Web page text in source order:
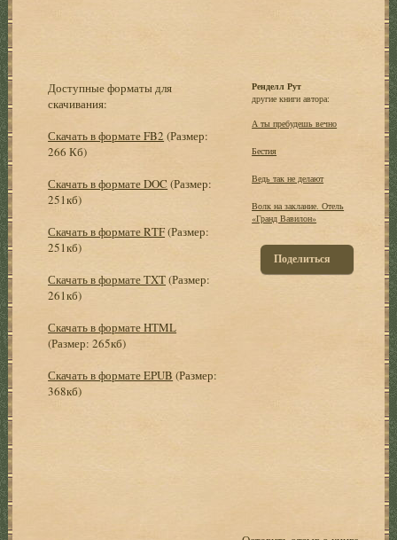
Доступные форматы для
скачивания:
Скачать в формате FB2 (Размер:
266 Кб)
Скачать в формате DOC (Размер:
251кб)
Скачать в формате RTF(Размер:
251кб)
Скачать в формате TXT(Размер:
261кб)
Скачать в формате HTML
(Размер: 265кб)
Скачать в формате EPUB (Размер:
368кб)
Ренделл Рут
другие книги автора:
А ты пребудешь вечно
Бестия
Ведь так не делают
Волк на заклание. Отель
«Гранд Вавилон»
Поделиться